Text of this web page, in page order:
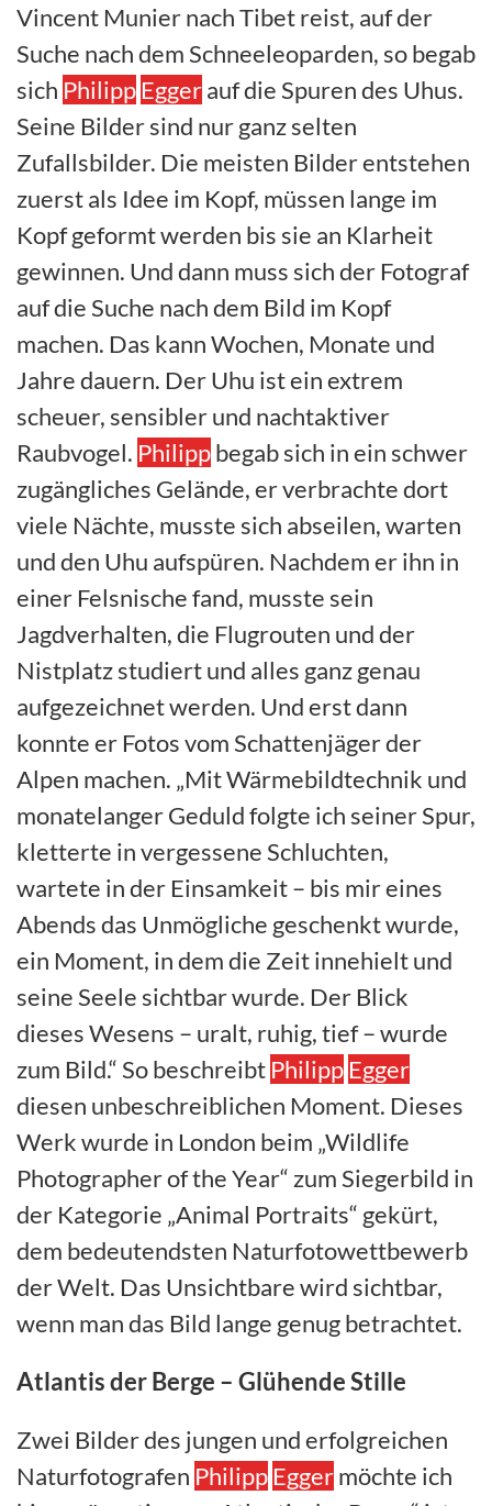
Vincent Munier nach Tibet reist, auf der
Suche nach dem Schneeleoparden, so begab
sich Philipp Eggerauf die Spuren des Uhus.
Seine Bilder sind nur ganz selten
Zufallsbilder. Die meisten Bilder entstehen
zuerst als Idee im Kopf, müssen lange im
Kopf geformt werden bis sie an Klarheit
gewinnen. Und dann muss sich der Fotograf
auf die Suche nach dem Bild im Kopf
machen. Das kann Wochen, Monate und
Jahre dauern. Der Uhu ist ein extrem
scheuer, sensibler und nachtaktiver
Raubvogel. Philippbegab sich in ein schwer
zugängliches Gelände, er verbrachte dort
viele Nächte, musste sich abseilen, warten
und den Uhu aufspüren. Nachdem er ihn in
einer Felsnische fand, musste sein
Jagdverhalten, die Flugrouten und der
Nistplatz studiert und alles ganz genau
aufgezeichnet werden. Und erst dann
konnte er Fotos vom Schattenjäger der
Alpen machen. „Mit Wärmebildtechnik und
monatelanger Geduld folgte ich seiner Spur,
kletterte in vergessene Schluchten,
wartete in der Einsamkeit – bis mir eines
Abends das Unmögliche geschenkt wurde,
ein Moment, in dem die Zeit innehielt und
seine Seele sichtbar wurde. Der Blick
dieses Wesens – uralt, ruhig, tief – wurde
zum Bild.“ So beschreibt Philipp Egger
diesen unbeschreiblichen Moment. Dieses
Werk wurde in London beim „Wildlife
Photographer of the Year“ zum Siegerbild in
der Kategorie „Animal Portraits“ gekürt,
dem bedeutendsten Naturfotowettbewerb
der Welt. Das Unsichtbare wird sichtbar,
wenn man das Bild lange genug betrachtet.
Atlantis der Berge – Glühende Stille
Zwei Bilder des jungen und erfolgreichen
Naturfotografen Philipp Eggermöchte ich